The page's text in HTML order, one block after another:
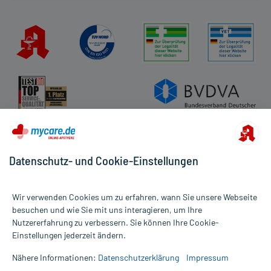
Impressum
Datenschutz
Cookie-Einstellungen
Rückgabe/Widerruf
Alle Preise gelten inkl. MwSt., ggf. zzgl. Versandkosten
Informationen auf dieser Website werden ausschließlich für
die Untersuchung und Behandlung durch einen Arzt. Bitte
Datenschutz- und Cookie-Einstellungen
Wir verwenden Cookies um zu erfahren, wann Sie unsere Webseite
besuchen und wie Sie mit uns interagieren, um Ihre
Nutzererfahrung zu verbessern. Sie können Ihre Cookie-
Einstellungen jederzeit ändern.
Nähere Informationen: Datenschutzerklärung Impressum